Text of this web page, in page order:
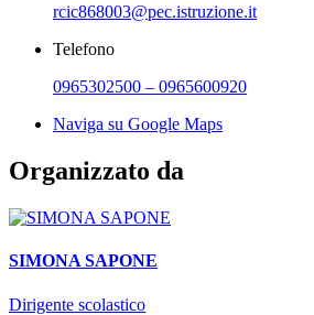
rcic868003@pec.istruzione.it
Telefono
0965302500 – 0965600920
Naviga su Google Maps
Organizzato da
SIMONA SAPONE
Dirigente scolastico